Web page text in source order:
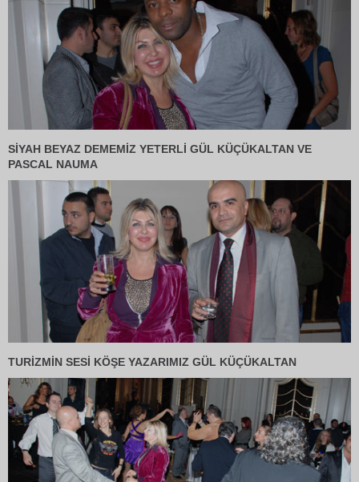
SİYAH BEYAZ DEMEMİZ YETERLİ GÜL KÜÇÜKALTAN VE
PASCAL NAUMA
TURİZMİN SESİ KÖŞE YAZARIMIZ GÜL KÜÇÜKALTAN